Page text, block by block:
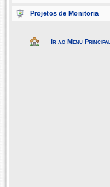
Projetos de Monitoria
Ir ao Menu Principal